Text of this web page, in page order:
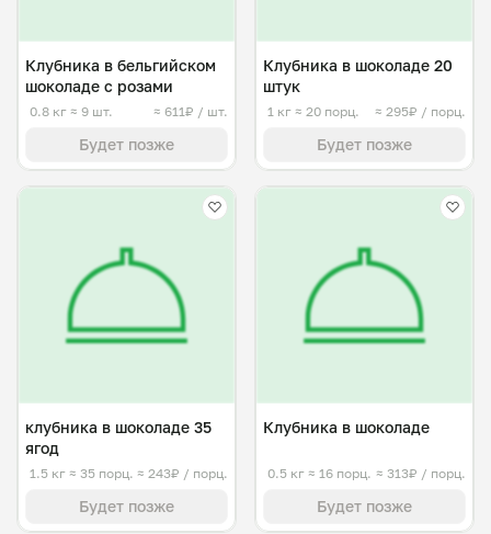
Клубника в бельгийском
шоколаде с розами
0.8 кг ≈ 9 шт. ≈ 611₽ / шт.
Будет позже
Клубника в шоколаде 20
штук
1 кг ≈ 20 порц. ≈ 295₽ / порц.
Будет позже
клубника в шоколаде 35
ягод
1.5 кг ≈ 35 порц. ≈ 243₽ / порц.
Будет позже
Клубника в шоколаде
0.5 кг ≈ 16 порц. ≈ 313₽ / порц.
Будет позже